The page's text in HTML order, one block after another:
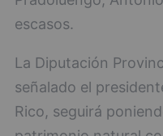
escasos.
La Diputación
señalado el
Rico, seguirá